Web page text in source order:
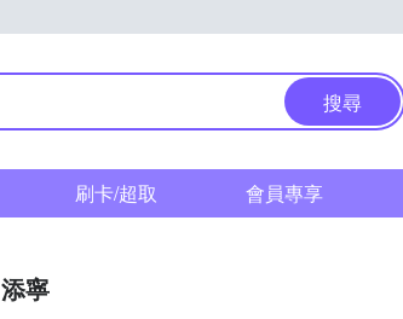
搜尋
刷卡/超取 會員專享
添寧